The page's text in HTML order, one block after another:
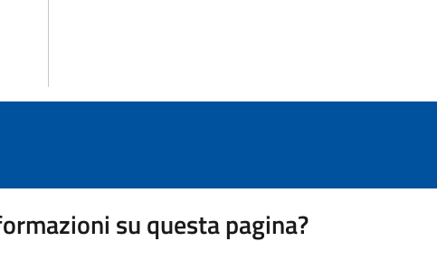
su questa pagina?